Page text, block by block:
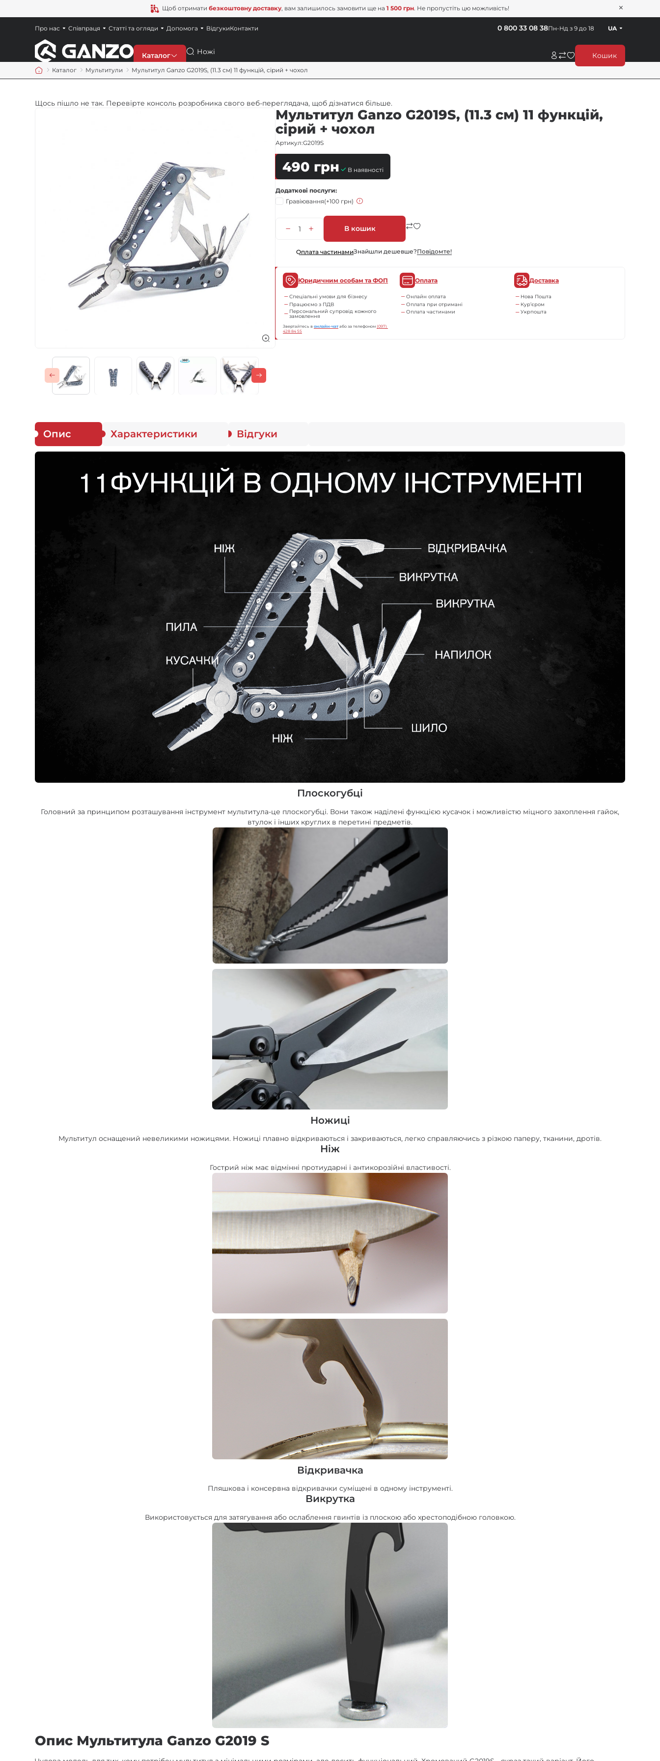
Щоб отримати безкоштовну доставку, вам залишилось замовити ще на 1 500 грн. Не пропустіть цю можливість!
Каталог
Точила
Мультитули
Газові пальники
Спорядження
Аксесуари
Пошук Кошик
Пн-Нд з 9 до 18
0 800 33 08 38 UA
Про нас Співпраця Статті та огляди Допомога ВідгукиКонтакти
Каталог Мультитули Мультитул Ganzo G2019S, (11.3 см) 11 функцій, сірий + чохол
Щось пішло не так. Перевірте консоль розробника свого веб-переглядача, щоб дізнатися більше.
Мультитул Ganzo G2019S, (11.3 см) 11 функцій,
сірий + чохол
Артикул:G2019S
490 грн В наявності
Додаткові послуги
Гравіювання(+100 грн)
В кошик
Оплата частинамиЗнайшли дешевше?Повiдомте!
Юридичним особам та ФОП
Спеціальні умови для бізнесу
Працюємо з ПДВ
Персональний супровід кожного
замовлення
Звертайтесь вонлайн-чат або за телефоном(097)
428 84 55
Оплата
Онлайн оплата
Оплата при отримані
Оплата частинами
Доставка
Нова Пошта
Кур’єром
Укрпошта
Опис Характеристики Відгуки
Плоскогубці
Головний за принципом розташування інструмент мультитула-це плоскогубці. Вони також наділені функцією кусачок і можливістю міцного захоплення гайок,
втулок і інших круглих в перетині предметів.
Ножиці
Мультитул оснащений невеликими ножицями. Ножиці плавно відкриваються і закриваються, легко справляючись з різкою паперу, тканини, дротів.
Ніж
Гострий ніж має відмінні протиударні і антикорозійні властивості.
Відкривачка
Пляшкова і консервна відкривачки суміщені в одному інструменті.
Викрутка
Використовується для затягування або ослаблення гвинтів із плоскою або хрестоподібною головкою.
Опис Мультитула Ganzo G2019 S